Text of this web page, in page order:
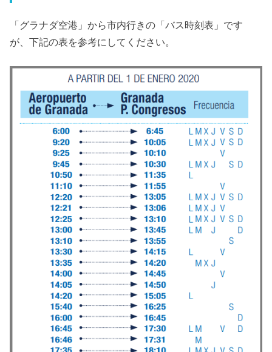
「グラナダ空港」から市内行きの「バス時刻表」です
が、下記の表を参考にしてください。